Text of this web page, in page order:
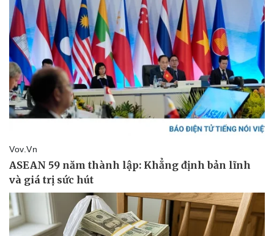
Thể thao
Bóng đá
Lịch thi đấu bóng đá
Ô tô - Xe máy
Ô tô
Xe máy